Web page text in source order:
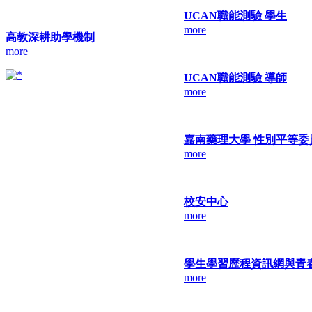
高教深耕助學機制
more
UCAN職能測驗 學生
more
UCAN職能測驗 導師
more
嘉南藥理大學 性別平等委
more
校安中心
more
學生學習歷程資訊網與青
more